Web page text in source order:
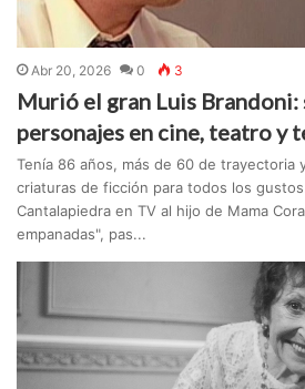
Abr 20, 2026 0 3
Murió el gran Luis Brandoni:
personajes en cine, teatro y
Tenía 86 años, más de 60 de trayectoria
criaturas de ficción para todos los
Cantalapiedra en TV al hijo de Mama
empanadas", pas...